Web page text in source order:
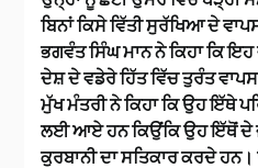
ਬਿਨਾਂ ਕਿਸੇ ਵਿੱਤੀ ਸੁਰੱਖਿਆ ਦੇ
ਭਗਵੰਤ ਸਿੰਘ ਮਾਨ ਨੇ ਕਿਹਾ ਕਿ
ਦੇਸ਼ ਦੇ ਵਡੇਰੇ ਹਿੱਤ ਵਿੱਚ ਤੁਰੰਤ ਵਾਪਸ
ਮੁੱਖ ਮੰਤਰੀ ਨੇ ਕਿਹਾ ਕਿ ਉਹ ਇੱਥੇ
ਲਈ ਆਏ ਹਨ ਕਿਉਂਕਿ ਉਹ ਇੱਥੋਂ ਦੇ
ਕੁਰਬਾਨੀ ਦਾ ਸਤਿਕਾਰ ਕਰਦੇ ਹਨ।